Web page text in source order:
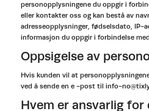
personopplysningene du oppgir i
eller kontakter oss og kan bestå av
adresseopplysninger, fødselsdato, IP-
informasjon du oppgir i forbindelse
Oppsigelse av
Hvis kunden vil at
ved å sende en e -post til info-
Hvem er ansvarlig for